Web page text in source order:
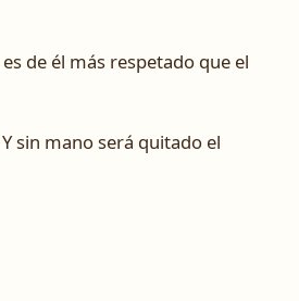
de él más respetado que el
sin mano será quitado el